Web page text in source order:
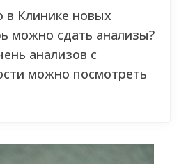
в Клинике новых
можно сдать анализы?
анализов с
можно посмотреть